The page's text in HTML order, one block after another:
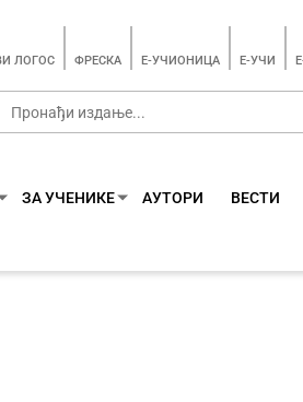
ЛОГОС ФРЕСКА E-УЧИОНИЦА E-УЧИ
ЗА УЧЕНИКЕ АУТОРИ ВЕСТИ